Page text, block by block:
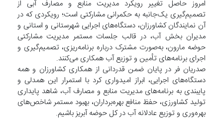
امروز حاصل تغییر رویکرد مدیریت منابع و مصارف آبی از
تصمیم‌گیری یک‌جانبه به حکمرانی مشارکتی است؛ رویکردی که در
آن نمایندگان کشاورزان، دستگاه‌های اجرایی شهرستانی و استانی و
مدیران بخش آب، در قالب جلسات مستمر مدیریت مشارکتی
حوضه مارون، به‌صورت مشترک درباره برنامه‌ریزی، تصمیم‌گیری و
اجرای برنامه‌های تأمین و توزیع آب همکاری می‌کنند.
صدریان فر در پایان ضمن قدردانی از همکاری کشاورزان و همه
دستگاه‌های اجرایی، ابراز امیدواری کرد با استمرار این همدلی و
پایبندی به برنامه‌های مدیریت منابع و مصارف آب، شاهد پایداری
تولید کشاورزی، حفظ منافع بهره‌برداران، بهبود مستمر شاخص‌های
بهره‌وری و توزیع عادلانه آب در کل حوضه آبریز باشیم.